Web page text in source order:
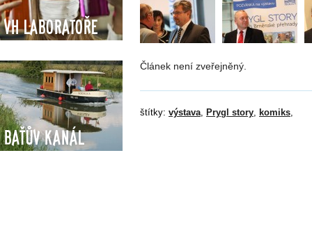
VH Laboratoře
Baťův kanál
Článek není zveřejněný.
štítky: výstava, Prygl story, komiks,